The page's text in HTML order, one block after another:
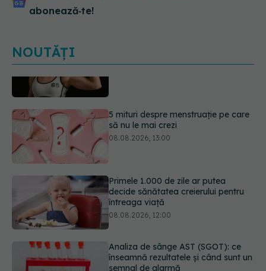
abonează‑te!
NOUTĂȚI
08.08.2026, 13:00
întreaga viață
08.08.2026, 12:00
semnal de alarmă
08.08.2026, 11:00